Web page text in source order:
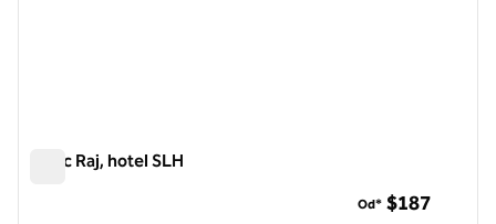
Pałac Raj, hotel SLH
Od* $187